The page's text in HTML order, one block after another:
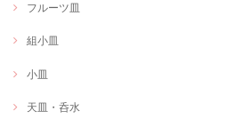
フルーツ皿
組小皿
小皿
天皿・呑水